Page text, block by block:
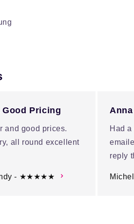
Pricing
and good prices.
all round excellent
- ★★★★★
Had
reply